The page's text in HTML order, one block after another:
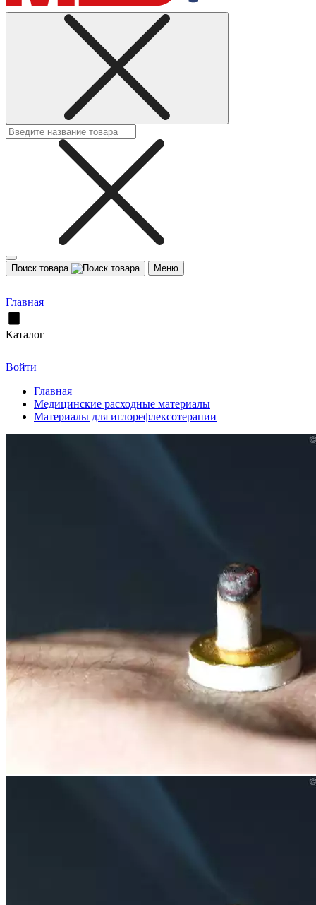
Поиск товара Меню
Главная
Каталог
Войти
Главная
Медицинские расходные материалы
Материалы для иглорефлексотерапии